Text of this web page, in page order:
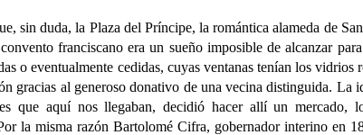
duda, la Plaza del Príncipe, la romántica alameda de
franciscano era un sueño imposible de alcanzar
o eventualmente cedidas, cuyas ventanas tenían los vidrios
gracias al generoso donativo de una vecina distinguida. La
que aquí nos llegaban, decidió hacer allí un mercado,
la misma razón Bartolomé Cifra, gobernador interino en